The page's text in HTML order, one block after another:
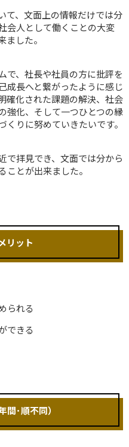
て、文面上の情報だけでは分
会人として働くことの大変
ました。
で、社長や社員の方に批評を
成長へと繋がったように感じ
確化された課題の解決、社会
強化、そして一つひとつの縁
りに努めていきたいです。
で拝見でき、文面では分から
ことが出来ました。
リット
られる
できる
間･順不同）